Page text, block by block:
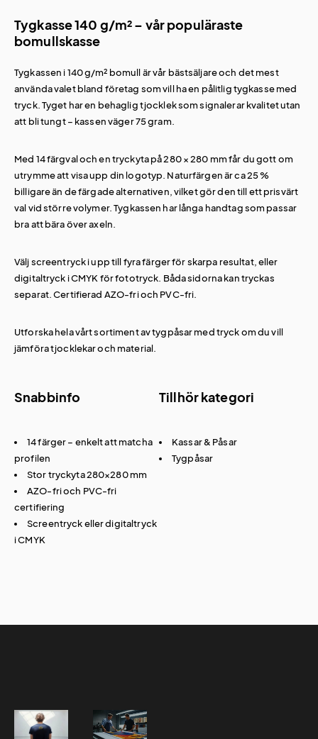
Tygkasse 140 g/m² – vår populäraste
bomullskasse
Tygkassen i 140 g/m² bomull är vår bästsäljare och det mest
använda valet bland företag som vill ha en pålitlig tygkasse med
tryck. Tyget har en behaglig tjocklek som signalerar kvalitet utan
att bli tungt – kassen väger 75 gram.
Med 14 färgval och en tryckyta på 280 × 280 mm får du gott om
utrymme att visa upp din logotyp. Naturfärgen är ca 25 %
billigare än de färgade alternativen, vilket gör den till ett prisvärt
val vid större volymer. Tygkassen har långa handtag som passar
bra att bära över axeln.
Välj screentryck i upp till fyra färger för skarpa resultat, eller
digitaltryck i CMYK för fototryck. Båda sidorna kan tryckas
separat. Certifierad AZO-fri och PVC-fri.
Utforska hela vårt sortiment avtygpåsar med tryckom du vill
jämföra tjocklekar och material.
Snabbinfo
14 färger – enkelt att matcha
profilen
Stor tryckyta 280×280 mm
AZO-fri och PVC-fri
certifiering
Screentryck eller digitaltryck
i CMYK
Tillhör kategori
Kassar & Påsar
Tygpåsar